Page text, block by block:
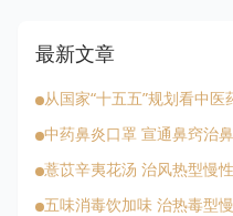
最新文章
从国家“十五五”规划看中医
中药鼻炎口罩 宣通鼻窍治
薏苡辛夷花汤 治风热型慢
五味消毒饮加味 治热毒型